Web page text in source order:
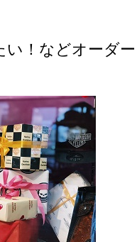
い！などオーダ